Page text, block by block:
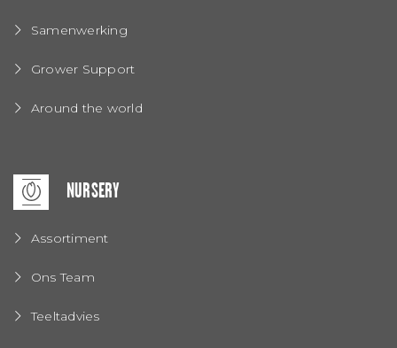
Samenwerking
Grower Support
Around the world
NURSERY
Assortiment
Ons Team
Teeltadvies